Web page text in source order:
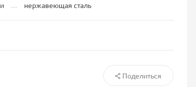
нержавеющая сталь
Поделиться